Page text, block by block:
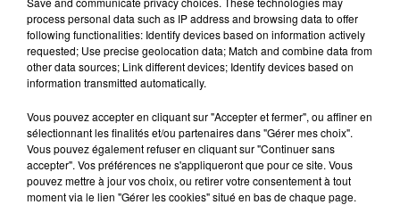
ASTUCE - COMMENT FAIRE UN FILET
MIGNON AU BARBECUE ?
Toutes les astuces concernant la cuisine et la vie
quotidienne avec Sophie Pasternak de Femmes
process personal data such as IP address and browsing data to offer
following functionalities: Identify devices based on information actively
requested; Use precise geolocation data; Match and combine data from
other data sources; Link different devices; Identify devices based on
information transmitted automatically.
Vous pouvez accepter en cliquant sur "Accepter et fermer", ou affiner en
sélectionnant les finalités et/ou partenaires dans "Gérer mes choix".
Vous pouvez également refuser en cliquant sur "Continuer sans
accepter". Vos préférences ne s'appliqueront que pour ce site. Vous
pouvez mettre à jour vos choix, ou retirer votre consentement à tout
moment via le lien "Gérer les cookies" situé en bas de chaque page.